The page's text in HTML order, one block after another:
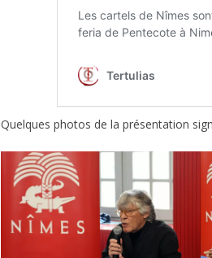
Quelques photos de la présentation
ACTUALITÉS
Arles : au